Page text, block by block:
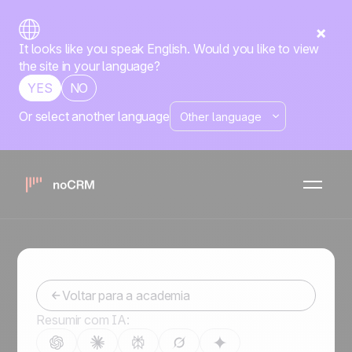
It looks like you speak English. Would you like to view
the site in your language?
YES
NO
Or select another language
Plataformas no-
code
Torne-se um vendedor ainda melhor
Voltar para a academia
Resumir com IA: